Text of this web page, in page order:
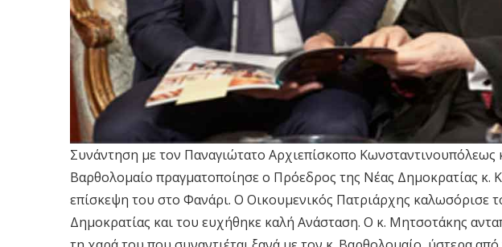
Συνάντηση με τον Παναγιώτατο Αρχιεπίσκοπο Κωνσταντινουπόλεως
Βαρθολομαίο πραγματοποίησε ο Πρόεδρος της Νέας Δημοκρατίας κ.
επίσκεψη του στο Φανάρι. Ο Οικουμενικός Πατριάρχης καλωσόρισε
Δημοκρατίας και του ευχήθηκε καλή Ανάσταση. Ο κ. Μητσοτάκης